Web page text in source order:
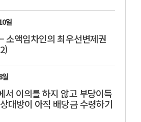
일
소액임차인의 최우선변제권
일
서 이의를 하지 않고 부당이득
대방이 아직 배당금 수령하기